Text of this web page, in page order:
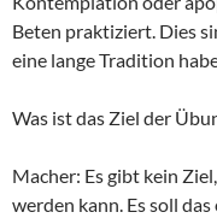
Beten praktiziert. Dies
eine lange Tradition
Was ist das Ziel der
Macher: Es gibt kein
werden kann. Es soll